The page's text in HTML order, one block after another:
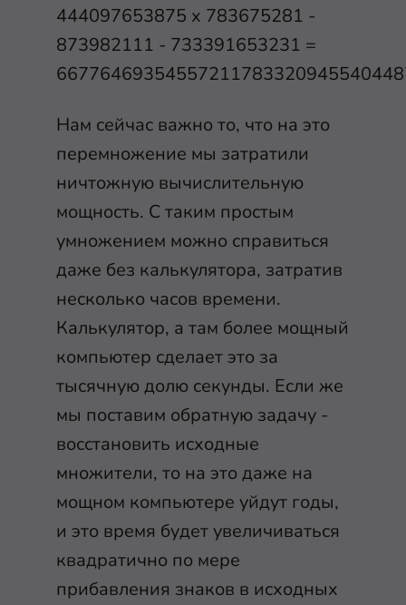
444097653875 х 783675281 -
873982111 - 733391653231 =
Нам сейчас важно то, что на это
перемножение мы затратили
ничтожную вычислительную
мощность. С таким простым
умножением можно справиться
даже без калькулятора, затратив
несколько часов времени.
Калькулятор, а там более мощный
компьютер сделает это за
тысячную долю секунды. Если же
мы поставим обратную задачу -
восстановить исходные
множители, то на это даже на
мощном компьютере уйдут годы,
и это время будет увеличиваться
квадратично по мере
прибавления знаков в исходных